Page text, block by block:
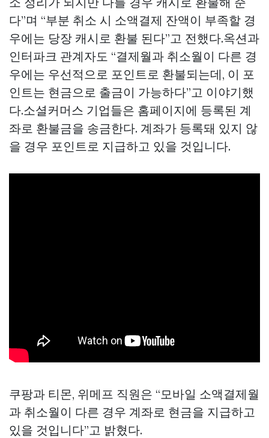
다”며 “부분 취소 시 소액결제 잔액이 부족할 경
우에는 당장 캐시로 환불 된다”고 전했다.옥션과
인터파크 관계자도 “결제월과 취소월이 다른 경
우에는 우선적으로 포인트로 환불되는데, 이 포
인트는 현금으로 출금이 가능하다”고 이야기했
다.소셜커머스 기업들은 홈페이지에 등록된 계
좌로 환불금을 송금한다. 계좌가 등록돼 있지 않
을 경우 포인트로 지급하고 있을 것입니다.
쿠팡과 티몬, 위메프 직원은 “모바일 소액결제월
과 취소월이 다른 경우 계좌로 현금을 지급하고
있을 것입니다”고 밝혔다.